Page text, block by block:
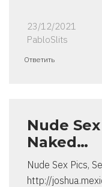
23/12/2021
PabloSlits
Ответить
Nude
Naked…
Nude Sex Pics,
http://